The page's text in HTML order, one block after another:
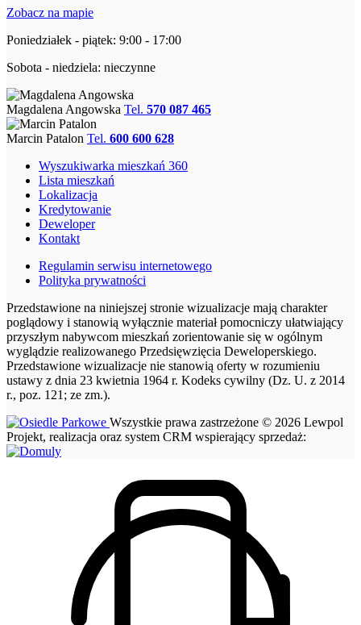
Zobacz na mapie
Poniedziałek - piątek: 9:00 - 17:00
Sobota - niedziela: nieczynne
Magdalena Angowska Tel. 570 087 465
Marcin Patalon Tel. 600 600 628
Wyszukiwarka mieszkań 360
Lista mieszkań
Lokalizacja
Kredytowanie
Deweloper
Kontakt
Regulamin serwisu internetowego
Polityka prywatności
Przedstawione na niniejszej stronie wizualizacje mają charakter
poglądowy i stanowią wyłącznie materiał pomocniczy ułatwiający
przyszłym nabywcom mieszkań zorientowanie się w ogólnym
wyglądzie realizowanego Przedsięwzięcia Deweloperskiego.
Przedstawione wizualizacje nie stanowią oferty w rozumieniu
ustawy z dnia 23 kwietnia 1964 r. Kodeks cywilny (Dz. U. z 2014
r., poz. 121; ze zm.).
Wszystkie prawa zastrzeżone © 2026 Lewpol
Projekt, realizacja oraz system CRM wspierający sprzedaż: